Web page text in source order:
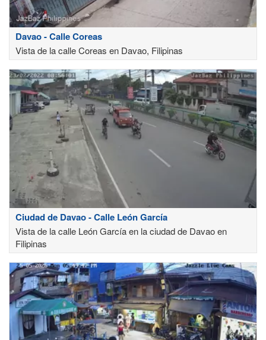
Davao - Calle Coreas
Vista de la calle Coreas en Davao, Filipinas
Ciudad de Davao - Calle León García
Vista de la calle León García en la ciudad de Davao en
Filipinas